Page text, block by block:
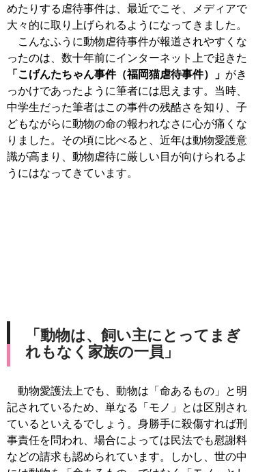
めたりする虐待事件は、最近でこそ、メディアで
大々的に取り上げられるようになってきました。
こんなふうに動物虐待事件が報道されやすくな
ったのは、数十年前にインターネット上で起きた
「こげんたちゃん事件（福岡猫虐待事件）」 がき
っかけであったように筆者には思えます。当時、
中学生だった筆者はこの事件の残酷さを知り、子
どもながらに動物の命の報われなさに心が痛くな
りました。その頃に比べると、近年は動物愛護意
識が高まり、動物虐待に厳しい目が向けられるよ
うにはなってきています。
「動物は、飼い主にとってまぎ
れもなく家族の一員」
動物愛護法上でも、動物は「命あるもの」と明
記されているため、単なる「モノ」とは区別され
ているといえるでしょう。身勝手に殺傷すれば刑
事責任を問われ、場合によっては民法でも慰謝料
などの請求も認められています。しかし、世の中